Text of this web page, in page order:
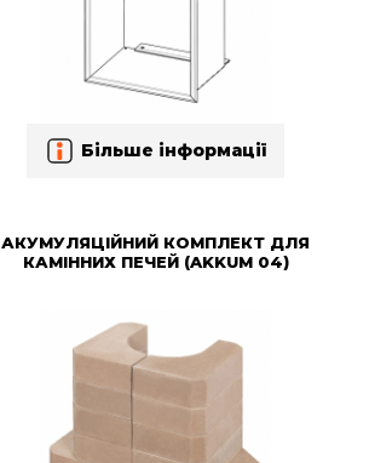
Більше інформації
АКУМУЛЯЦІЙНИЙ КОМПЛЕКТ ДЛЯ
КАМІННИХ ПЕЧЕЙ (AKKUM 04)